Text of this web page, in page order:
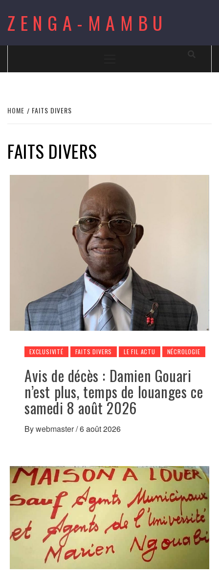
content
ZENGA-MAMBU
HOME FAITS DIVERS
FAITS DIVERS
EXCLUSIVITÉ FAITS DIVERS LE FIL ACTU NÉCROLOGIE
Avis de décès : Damien Gouari
n’est plus, temps de louanges ce
samedi 8 août 2026
Bywebmaster/6 août 2026